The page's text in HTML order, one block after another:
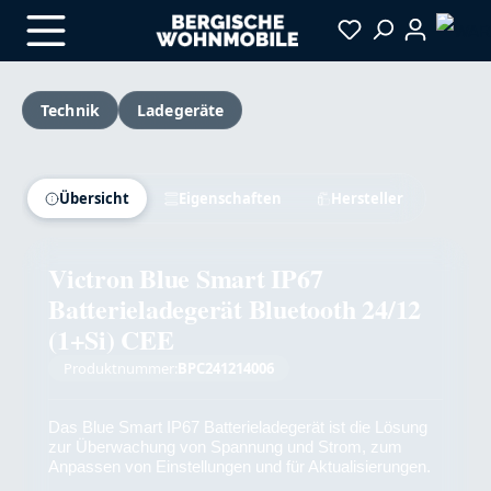
Zum Hauptinhalt springen
Technik
Ladegeräte
Versandkostenfrei
Übersicht Eigenschaften Hersteller
Victron Blue Smart IP67
Batterieladegerät Bluetooth 24/12
(1+Si) CEE
Produktnummer: BPC241214006
Das Blue Smart IP67 Batterieladegerät ist die Lösung
zur Überwachung von Spannung und Strom, zum
Anpassen von Einstellungen und für Aktualisierungen.